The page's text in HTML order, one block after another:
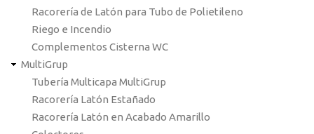
Racorería de Latón para Tubo de Polietileno
Riego e Incendio
Complementos Cisterna WC
MultiGrup
Tubería Multicapa MultiGrup
Racorería Latón Estañado
Racorería Latón en Acabado Amarillo